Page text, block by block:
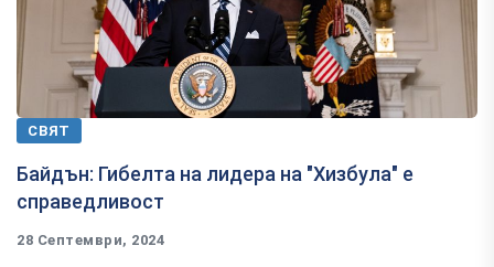
СВЯТ
Байдън: Гибелта на лидера на "Хизбула" е
справедливост
28 Септември, 2024